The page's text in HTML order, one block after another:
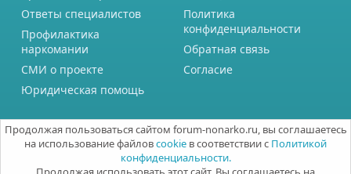
Ответы специалистов
Профилактика
наркомании
СМИ о проекте
Юридическая помощь
Политика
конфиденциальности
Обратная связь
Согласие
Продолжая пользоваться сайтом forum-nonarko.ru, вы соглашаетесь
на использование файловcookie в соответствии с Политикой
конфиденциальности.